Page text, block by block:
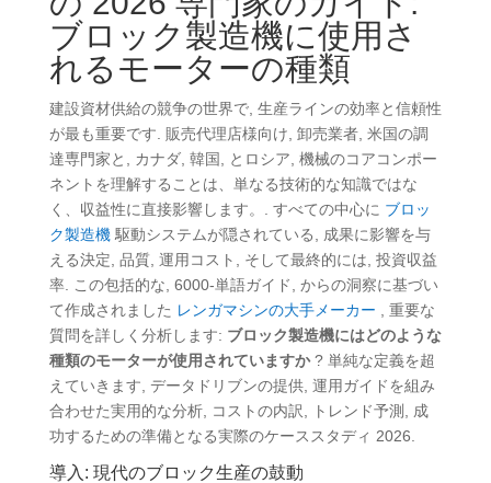
ブロック製造機に使用さ
れるモーターの種類
建設資材供給の競争の世界で, 生産ラインの効率と信頼性
が最も重要です. 販売代理店様向け, 卸売業者, 米国の調
達専門家と, カナダ, 韓国, とロシア, 機械のコアコンポー
ネントを理解することは、単なる技術的な知識ではな
く、収益性に直接影響します。
. すべての中心に ブロッ
ク製造機 駆動システムが隠されている, 成果に影響を与
える決定, 品質, 運用コスト, そして最終的には, 投資収益
率. この包括的な, 6000-単語ガイド, からの洞察に基づい
て作成されました レンガマシンの大手メーカー
, 重要な
質問を詳しく分析します: ブロック製造機にはどのような
種類のモーターが使用されていますか? 単純な定義を超
えていきます, データドリブンの提供, 運用ガイドを組み
合わせた実用的な分析, コストの内訳, トレンド予測, 成
功するための準備となる実際のケーススタディ 2026.
導入: 現代のブロック生産の鼓動